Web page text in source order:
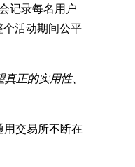
记录每名用户
活动期间公平
正的实用性、
交易所不断在